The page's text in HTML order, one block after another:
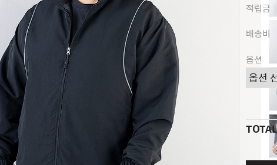
적립금
배송비
옵션
TOTAL